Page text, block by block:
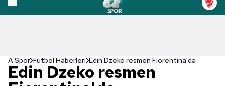
A Spor Futbol Haberleri Edin Dzeko resmen Fiorentina'da
Edin Dzeko resmen